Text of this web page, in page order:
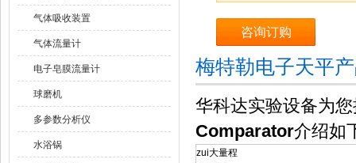
气体吸收装置
气体流量计
电子皂膜流量计
球磨机
多参数分析仪
水浴锅
咨询订购
梅特勒电子天平
华科达实验设备为
Comparator介绍如
zui大量程